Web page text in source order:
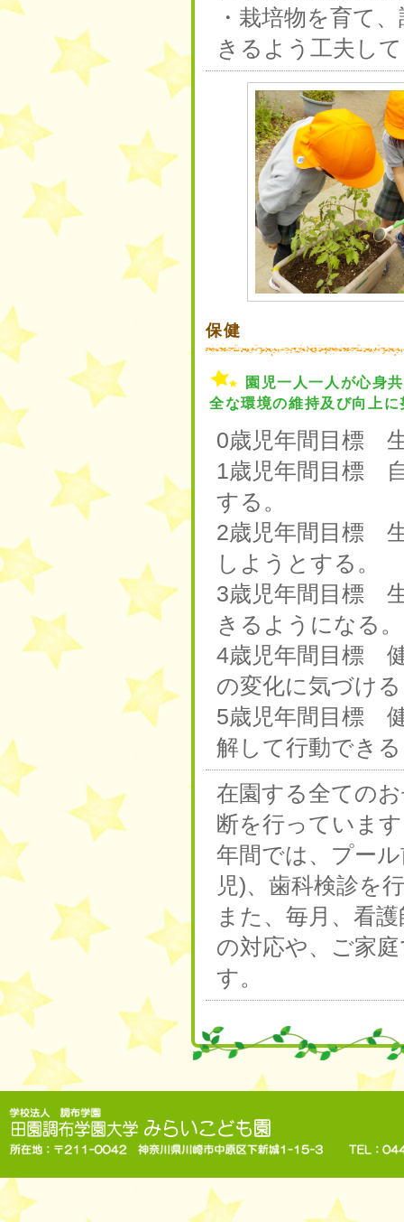
・栽培物を育て
きるよう工夫し
保健
園児一人一人が心身
全な環境の維持及び向上に
0歳児年間目標
1歳児年間目標
する。
2歳児年間目標
しようとする。
3歳児年間目標
きるようになる。
4歳児年間目標
の変化に気づけ
5歳児年間目標
解して行動でき
在園する全ての
断を行っていま
年間では、プー
児)、歯科検診を
また、毎月、看
の対応や、ご家
す。